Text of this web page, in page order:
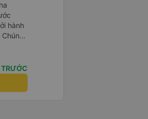
hành
vì giá
nằm.
cũ,